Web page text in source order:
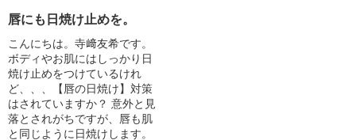
唇にも日焼け止めを。
こんにちは。寺﨑友希です。
ボディやお肌にはしっかり日
焼け止めをつけているけれ
ど、、、【唇の日焼け】対策
はされていますか？ 意外と見
落とされがちですが、唇も肌
と同じように日焼けします。